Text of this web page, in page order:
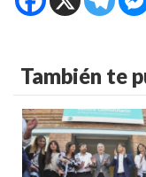
También te